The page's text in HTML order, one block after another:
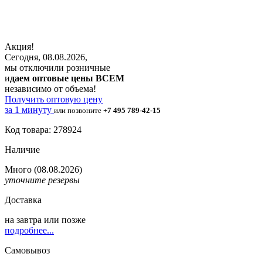
Акция!
Сегодня, 08.08.2026,
мы отключили розничные
идаем оптовые цены ВСЕМ
независимо от объема!
Получить оптовую цену
за 1 минуту или позвоните +7 495 789-42-15
Код товара: 278924
Наличие
Много (08.08.2026)
уточните резервы
Доставка
на завтра или позже
подробнее...
Самовывоз